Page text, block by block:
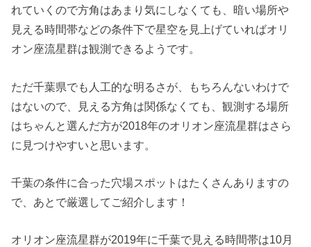
れていくので方角はあまり気にしなくても、暗い場所や
見える時間帯などの条件下で星空を見上げていればオリ
オン座流星群は観測できるようです。
ただ千葉県でも人工的な明るさが、もちろんないわけで
はないので、見える方角は関係なくても、観測する場所
はちゃんと選んだ方が2018年のオリオン座流星群はさら
に見つけやすいと思います。
千葉の条件に合った穴場スポットはたくさんありますの
で、あとで厳選してご紹介します！
オリオン座流星群が2019年に千葉で見える時間帯は10月